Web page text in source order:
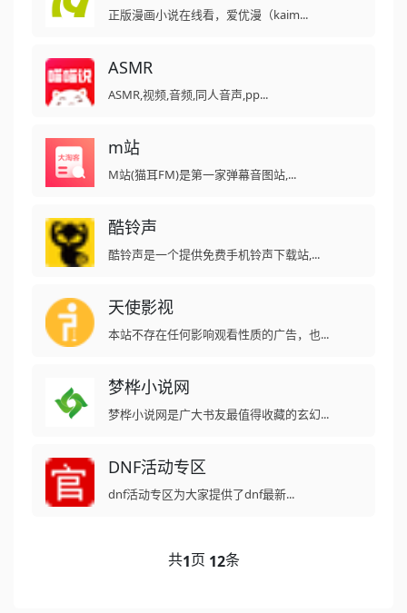
正版漫画小说在线看，爱优漫（kaim...
ASMR
ASMR,视频,音频,同人音声,pp...
m站
M站(猫耳FM)是第一家弹幕音图站,...
酷铃声
酷铃声是一个提供免费手机铃声下载站,...
天使影视
本站不存在任何影响观看性质的广告，也...
梦桦小说网
梦桦小说网是广大书友最值得收藏的玄幻...
DNF活动专区
dnf活动专区为大家提供了dnf最新...
共1页 12条